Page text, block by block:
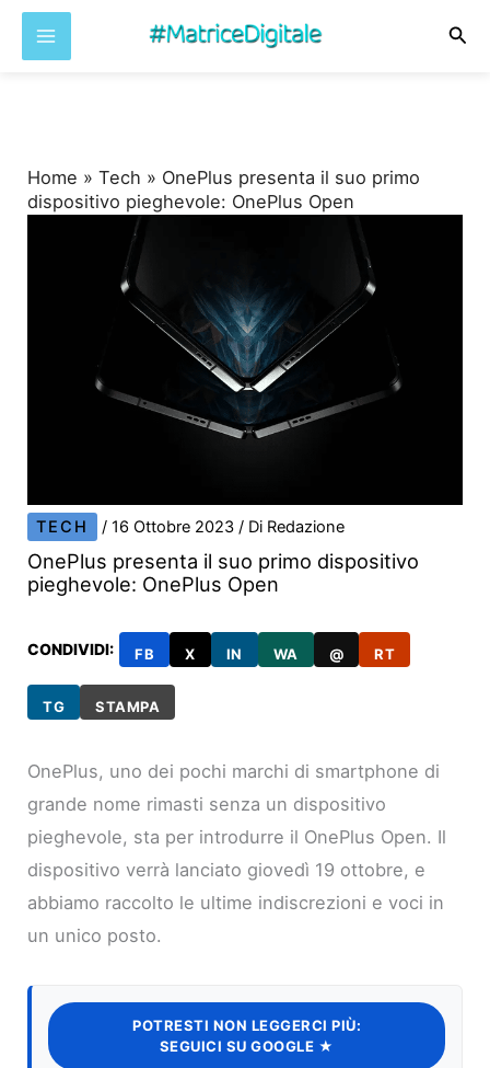
Home »Tech » OnePlus presenta il suo primo
dispositivo pieghevole: OnePlus Open
TECH /16 Ottobre 2023/ Di Redazione
OnePlus presenta il suo primo dispositivo
pieghevole: OnePlus Open
CONDIVIDI: FB X IN WA @ RT
TG STAMPA
OnePlus, uno dei pochi marchi di smartphone di
grande nome rimasti senza un dispositivo
pieghevole, sta per introdurre il OnePlus Open. Il
dispositivo verrà lanciato giovedì 19 ottobre, e
abbiamo raccolto le ultime indiscrezioni e voci in
un unico posto.
POTRESTI NON LEGGERCI PIÙ:
SEGUICI SU GOOGLE ★